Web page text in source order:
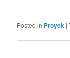
Posted in Proyek |